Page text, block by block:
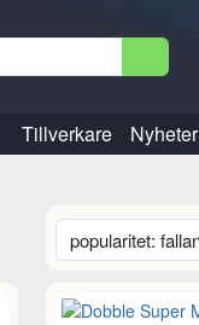
Tillverkare Nyheter